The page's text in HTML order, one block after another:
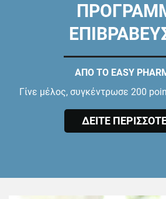
ΑΠΟ ΤΟ EASY
Γίνε μέλος, συγκέντρωσε 200
ΔΕΙΤΕ